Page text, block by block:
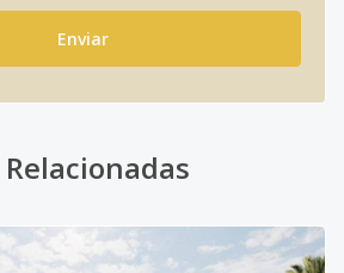
Enviar